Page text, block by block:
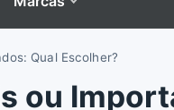
Qual Escolher?
ou